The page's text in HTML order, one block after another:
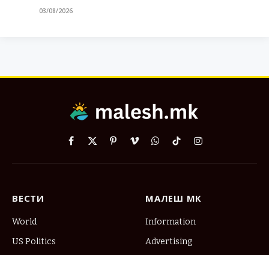
03/08/2026
Facebook
X
PinterestVimeoWhatsApp
TikTokInstagram
ВЕСТИ
World
US Politics
МАЛЕШ МК
Information
Advertising